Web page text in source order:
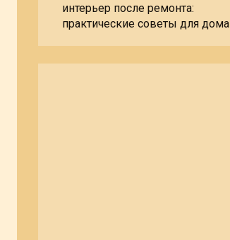
интерьер после ремонта:
практические советы для дома